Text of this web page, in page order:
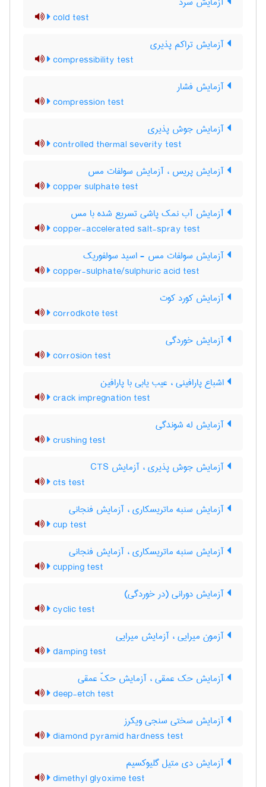
cold test
آزمایش تراکم پذیری
compressibility test
آزمایش فشار
compression test
آزمایش جوش پذیری
controlled thermal severity test
آزمایش پریس ، آزمایش سولفات مس
copper sulphate test
آزمایش آب نمک پاشی تسریع شده با مس
copper-accelerated salt-spray test
آزمایش سولفات مس - اسید سولفوریک
copper-sulphate/sulphuric acid test
آزمایش کورد کوت
corrodkote test
آزمایش خوردگی
corrosion test
اشباع پارافینی ، عیب یابی با پارافین
crack impregnation test
آزمایش له شوندگی
crushing test
آزمایش جوش پذیری ، آزمایش CTS
cts test
آزمایش سنبه ماتریسکاری ، آزمایش فنجانی
cup test
آزمایش سنبه ماتریسکاری ، آزمایش فنجانی
cupping test
آزمایش دورانی (در خوردگی)
cyclic test
آزمون میرایی ، آزمایش میرایی
damping test
آزمایش حک عمقی ، آزمایش حکّ عمقی
deep-etch test
آزمایش سختی سنجی ویکرز
diamond pyramid hardness test
آزمایش دی متیل گلیوکسیم
dimethyl glyoxime test